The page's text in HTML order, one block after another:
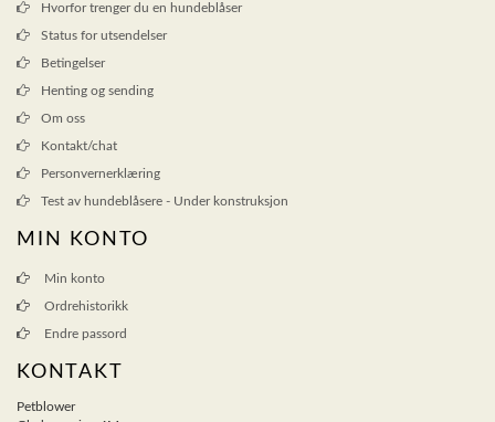
Hvorfor trenger du en hundeblåser
Status for utsendelser
Betingelser
Henting og sending
Om oss
Kontakt/chat
Personvernerklæring
Test av hundeblåsere - Under konstruksjon
MIN KONTO
Min konto
Ordrehistorikk
Endre passord
KONTAKT
Petblower